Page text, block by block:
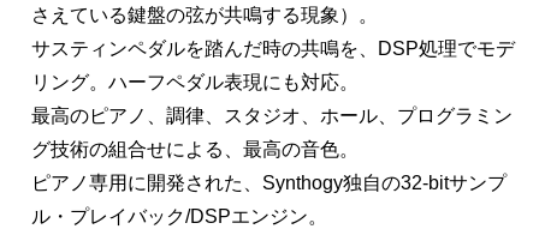
さえている鍵盤の弦が共鳴する現象）。
サスティンペダルを踏んだ時の共鳴を、DSP処理でモデ
リング。ハーフペダル表現にも対応。
最高のピアノ、調律、スタジオ、ホール、プログラミン
グ技術の組合せによる、最高の音色。
ピアノ専用に開発された、Synthogy独自の32-bitサンプ
ル・プレイバック/DSPエンジン。